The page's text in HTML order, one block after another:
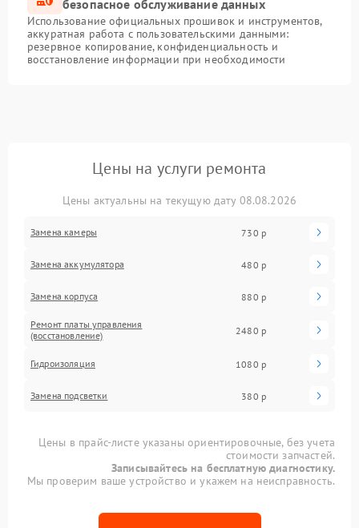
безопасное обслуживание данных
Использование официальных прошивок и инструментов,
аккуратная работа с пользовательскими данными:
резервное копирование, конфиденциальность и
восстановление информации при необходимости
Цены на услуги ремонта
Цены актуальны на текущую дату 08.08.2026
Замена камеры 730 р
Замена аккумулятора 480 р
Замена корпуса 880 р
Ремонт платы управления
(восстановление)
2480 р
Гидроизоляция 1080 р
Замена подсветки 380 р
Цены в прайс-листе указаны ориентировочные, без учета
стоимости запчастей.
Записывайтесь на бесплатную диагностику.
Мы проверим ваше устройство и укажем на неисправность.